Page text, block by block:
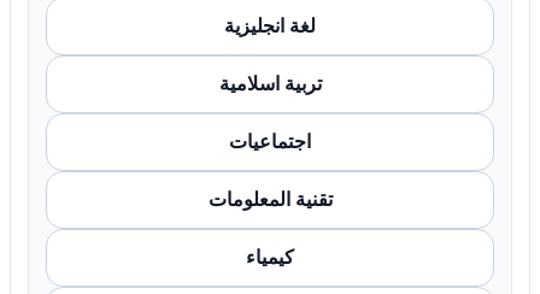
لغة انجليزية
تربية اسلامية
اجتماعيات
تقنية المعلومات
كيمياء